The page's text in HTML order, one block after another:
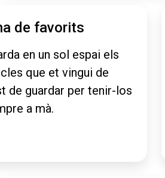
de favorits
en un sol espai els
que et vingui de
de guardar per tenir-los
a mà.